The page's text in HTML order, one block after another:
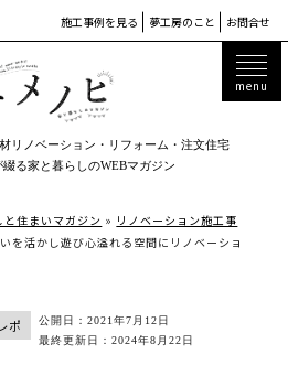
施工事例を見る 夢工房のこと お問合せ
リノベーション・リフォーム・注文住宅
る家と暮らしのWEBマガジン
住まいマガジン » リノベーション施工事
を活かし遊び心溢れる空間にリノベーショ
ポ
公開日：2021年7月12日
最終更新日：2024年8月22日